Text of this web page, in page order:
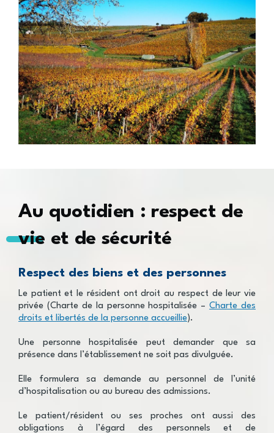
Au quotidien : respect de
vie et de sécurité
Respect des biens et des personnes
Le patient et le résident ont droit au respect de leur vie
privée (Charte de la personne hospitalisée –Charte des
droits et libertés de la personne accueillie).
Une personne hospitalisée peut demander que sa
présence dans l’établissement ne soit pas divulguée.
Elle formulera sa demande au personnel de l’unité
d’hospitalisation ou au bureau des admissions.
Le patient/résident ou ses proches ont aussi des
obligations à l’égard des personnels et de